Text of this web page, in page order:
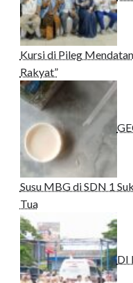
Kursi di Pileg
Rakyat”
Susu MBG di SDN 1
Tua
DI